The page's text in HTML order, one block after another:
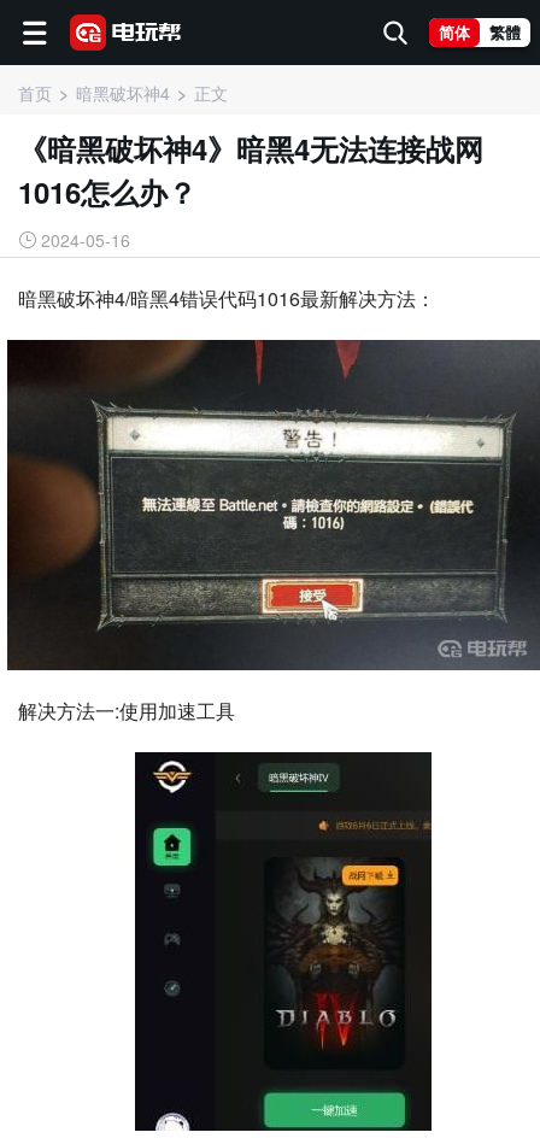
简体 繁體
首页 暗黑破坏神4 正文
《暗黑破坏神4》暗黑4无法连接战网
1016怎么办？
2024-05-16
暗黑破坏神4/暗黑4错误代码1016最新解决方法：
解决方法一:使用加速工具